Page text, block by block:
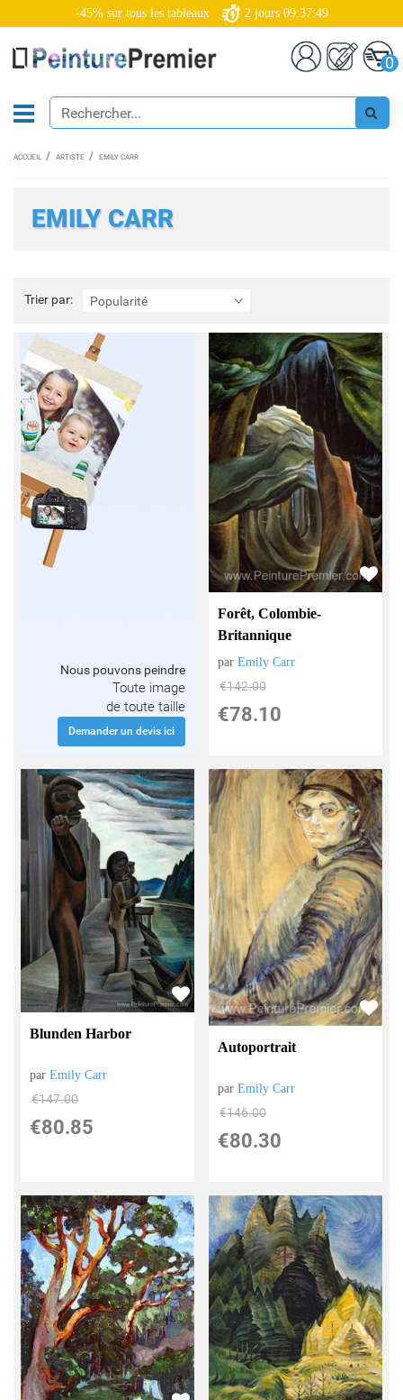
-45% sur tous les tableaux 2 jours 09:37:47
0
ACCUEIL ARTISTE EMILY CARR
EMILY CARR
Trier par: Popularité
Trier
par:
Nous pouvons peindre
Toute image
de toute taille
Demander un devis ici
Forêt, Colombie-
Britannique
parEmily Carr
€142.00
€78.10
Blunden Harbor
parEmily Carr
€147.00
€80.85
Autoportrait
parEmily Carr
€146.00
€80.30